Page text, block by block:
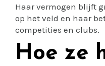
Haar vermogen blijft
op het veld en haar
competities en clubs.
Hoe ze